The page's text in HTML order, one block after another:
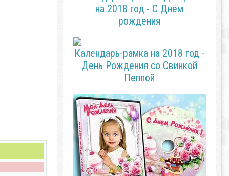
на 2018 год - С Днём
рождения
Календарь-рамка на 2018 год -
День Рождения со Свинкой
Пеппой